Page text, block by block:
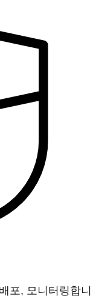
포, 모니터링합니